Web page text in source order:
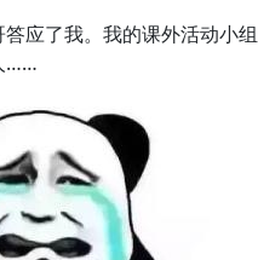
应了我。我的课外活动小组
……